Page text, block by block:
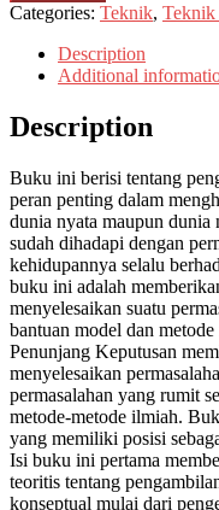
Categories: Teknik, Teknik
Description
Additional
Description
Buku ini berisi tentang
peran penting dalam
dunia nyata maupun dunia
sudah dihadapi dengan
kehidupannya selalu
buku ini adalah
menyelesaikan suatu
bantuan model dan
Penunjang Keputusan
menyelesaikan
permasalahan yang rumit
metode-metode ilmiah.
yang memiliki posisi
Isi buku ini pertama
teoritis tentang
konseptual mulai dari